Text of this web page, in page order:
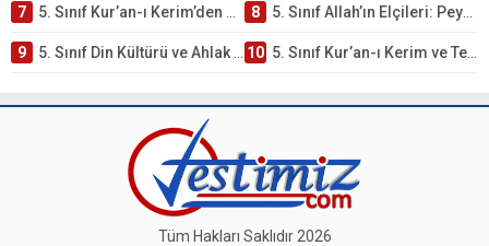
7 5. Sınıf Kur’an-ı Kerim’den Öğütler – Peygamber Kıssaları Testi – Online Çöz 8 5. Sınıf Allah’ın Elçileri: Peygamberler Testi – Online Çöz
9 5. Sınıf Din Kültürü ve Ahlak Bilgisi 3. Ünite: Kur’an-ı Kerim Çalışmaları 10 5. Sınıf Kur’an-ı Kerim ve Temel Özellikleri Testi – Online Çöz
Tüm Hakları Saklıdır 2026